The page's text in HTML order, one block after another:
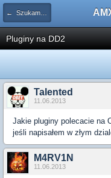
← Szukam pluginu
Pluginy na DD2
Talented
11.06.2013
Jakie pluginy polecacie na
jeśli napisałem w złym
M4RV1N
11.06.2013